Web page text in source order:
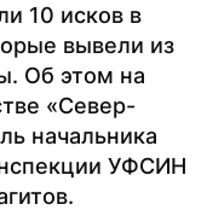
10 исков в
вывели из
Об этом на
«Север-
начальника
УФСИН